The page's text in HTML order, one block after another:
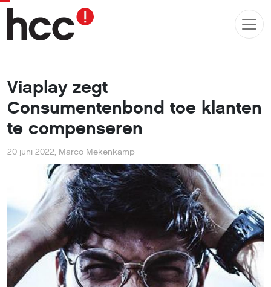
Viaplay zegt
Consumentenbond toe klanten
te compenseren
20 juni 2022, Marco Mekenkamp